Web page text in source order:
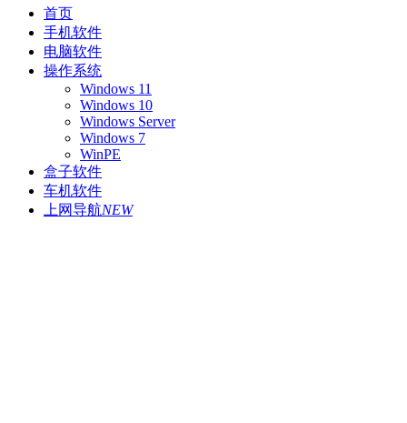
首页
手机软件
电脑软件
操作系统
Windows 11
Windows 10
Windows Server
Windows 7
WinPE
盒子软件
车机软件
上网导航NEW